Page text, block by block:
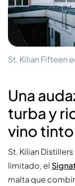
St. Kilian Fifteen
Una
turba y
vino tinto
St. Kilian
limitado, el
malta que